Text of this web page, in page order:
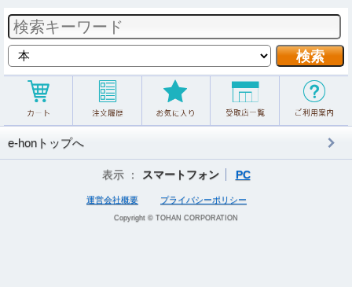
e-honトップへ
表示 ： スマートフォン PC
運営会社概要 プライバシーポリシー
Copyright © TOHAN CORPORATION